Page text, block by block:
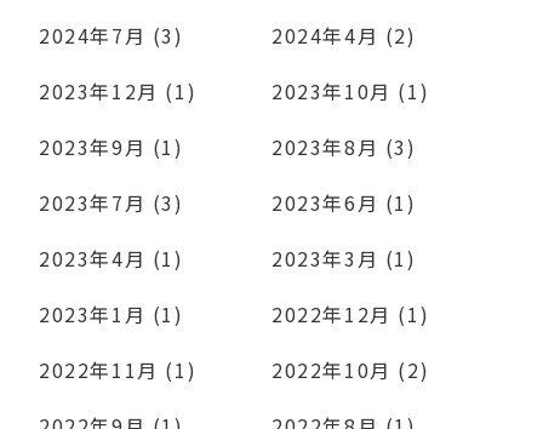
2024年7月 (3)
2024年4月 (2)
2023年12月 (1)
2023年10月 (1)
2023年9月 (1)
2023年8月 (3)
2023年7月 (3)
2023年6月 (1)
2023年4月 (1)
2023年3月 (1)
2023年1月 (1)
2022年12月 (1)
2022年11月 (1)
2022年10月 (2)